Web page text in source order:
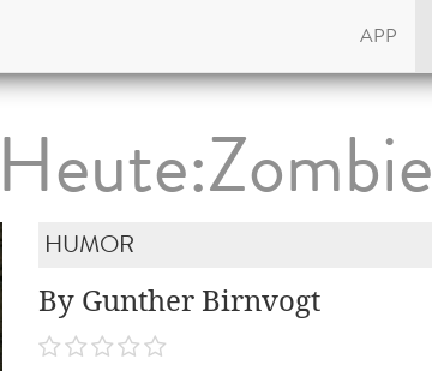
APP
Heute:Zombie
HUMOR
By Gunther Birnvogt